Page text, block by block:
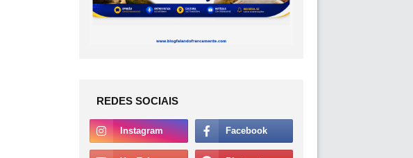
REDES SOCIAIS